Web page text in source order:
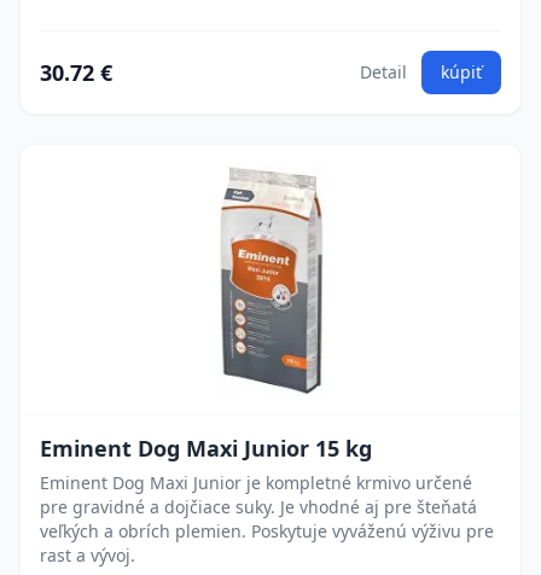
30.72 € Detail kúpiť
Eminent Dog Maxi Junior 15 kg
Eminent Dog Maxi Junior je kompletné krmivo určené
pre gravidné a dojčiace suky. Je vhodné aj pre šteňatá
veľkých a obrích plemien. Poskytuje vyváženú výživu pre
rast a vývoj.